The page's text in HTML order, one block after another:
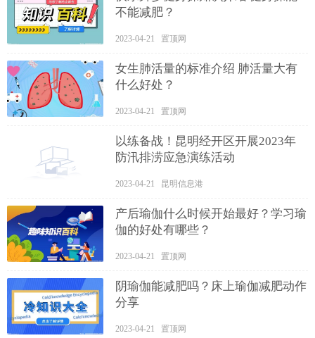
不能减肥？
2023-04-21 置顶网
女生肺活量的标准介绍 肺活量大有
什么好处？
2023-04-21 置顶网
以练备战！昆明经开区开展2023年
防汛排涝应急演练活动
2023-04-21 昆明信息港
产后瑜伽什么时候开始最好？学习瑜
伽的好处有哪些？
2023-04-21 置顶网
阴瑜伽能减肥吗？床上瑜伽减肥动作
分享
2023-04-21 置顶网